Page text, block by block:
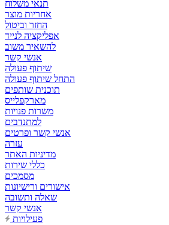
תנאי משלוח
אחריות מוצר
החזר וביטול
אפליקציה לנייד
להשאיר משוב
אנשי קשר
שיתוף פעולה
התחל שיתוף פעולה
תוכנית שותפים
מארקפלייס
משרות פנויות
למתנדבים
אנשי קשר ופרטים
עזרה
מדיניות האתר
כללי שירות
מסמכים
אישורים ורישיונות
שאלה ותשובה
אנשי קשר
פעילויות